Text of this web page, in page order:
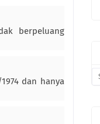
berpeluang
dan hanya